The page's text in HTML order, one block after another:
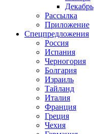
Декабрь
Рассылка
Приложение
Спецпредложения
Россия
Испания
Черногория
Болгария
Израиль
Тайланд
Италия
Франция
Греция
Чехия